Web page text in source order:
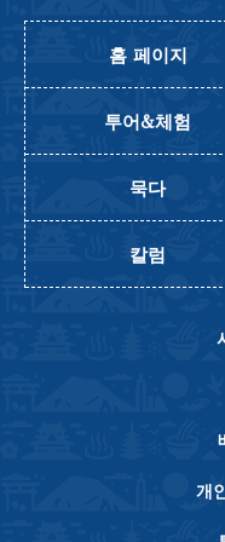
홈 페이지
투어&체험
묵다
칼럼
개